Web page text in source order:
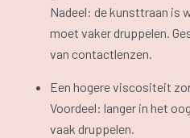
Nadeel: de kunsttraan is
moet vaker druppelen.
van contactlenzen.
Een hogere viscositeit
Voordeel: langer in het
vaak druppelen.